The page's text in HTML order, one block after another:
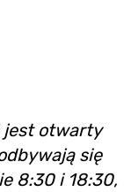
jest otwarty
się
8:30 i 18:30,